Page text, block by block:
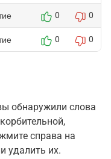
0 0
0 0
обнаружили слова
справа на
удалить их.